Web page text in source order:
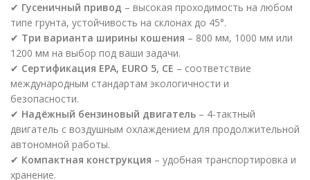
✔ Гусеничный привод – высокая проходимость на любом
типе грунта, устойчивость на склонах до 45°.
✔ Три варианта ширины кошения – 800 мм, 1000 мм или
1200 мм на выбор под ваши задачи.
✔ Сертификация EPA, EURO 5, CE – соответствие
международным стандартам экологичности и
безопасности.
✔ Надёжный бензиновый двигатель – 4-тактный
двигатель с воздушным охлаждением для продолжительной
автономной работы.
✔ Компактная конструкция – удобная транспортировка и
хранение.